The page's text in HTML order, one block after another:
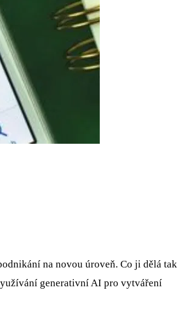
na novou úroveň. Co ji dělá tak
generativní AI pro vytváření